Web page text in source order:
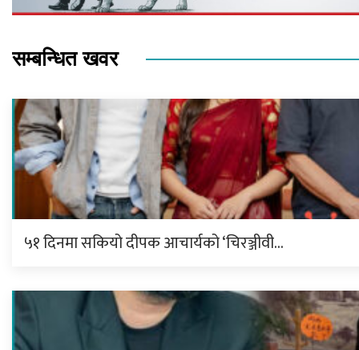
सम्बन्धित खवर
५१ दिनमा सकियो दीपक आचार्यको ‘चिरञ्जीवी…